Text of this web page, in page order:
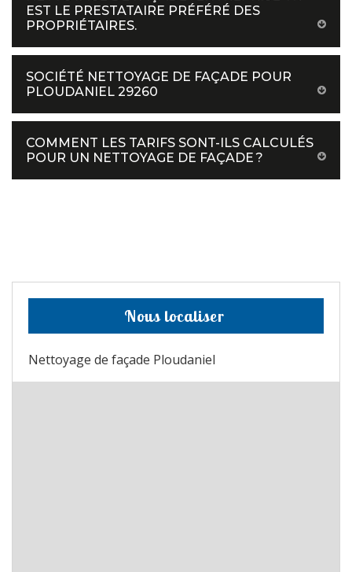
EST LE PRESTATAIRE PRÉFÉRÉ DES
PROPRIÉTAIRES.
SOCIÉTÉ NETTOYAGE DE FAÇADE POUR
PLOUDANIEL 29260
COMMENT LES TARIFS SONT-ILS CALCULÉS
POUR UN NETTOYAGE DE FAÇADE ?
Nous localiser
Nettoyage de façade Ploudaniel